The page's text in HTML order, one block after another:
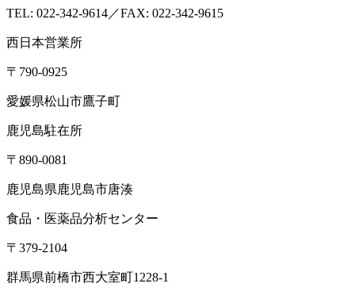
TEL: 022-342-9614／FAX: 022-342-9615
西日本営業所
〒790-0925
愛媛県松山市鷹子町
鹿児島駐在所
〒890-0081
鹿児島県鹿児島市唐湊
食品・医薬品分析センター
〒379-2104
群馬県前橋市西大室町1228-1